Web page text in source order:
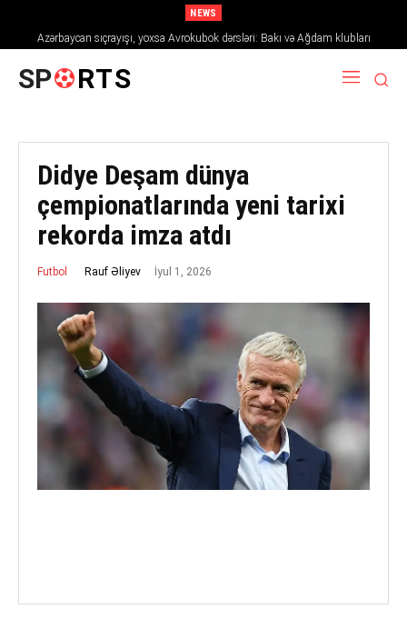
NEWS
Azərbaycan sıçrayışı, yoxsa Avrokubok dərsləri: Bakı və Ağdam klubları
2026/27 mövsümündə Avropanı necə fəth edir
SP RTS
Didye Deşam dünya
çempionatlarında yeni tarixi
rekorda imza atdı
Futbol Rauf Əliyev İyul 1, 2026